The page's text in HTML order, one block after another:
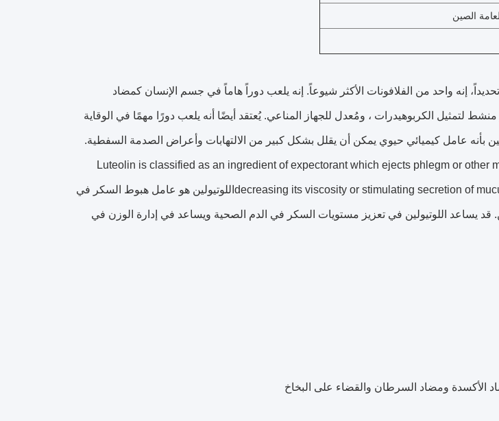
الصين
تحديداً، إنه واحد من الفلافونات الأكثر شيوعاً. إنه يلعب دوراً هاماً في جسم الإنسان كمضاد
لتمثيل الكربوهيدرات ، ومُعدل للجهاز المناعي. يُعتقد أيضًا أنه يلعب دورًا مهمًا في الوقاية
بأنه عامل كيميائي حيوي يمكن أن يقلل بشكل كبير من الالتهابات وأعراض الصدمة السفطية.
Luteolin is classified as an ingredient of expectorant which ejects phlegm or other
decreasing its viscosity or stimulating secretion of mucus by the respiratory tract mucosaاللوتيولين هو عامل هبوط السكر في
يساعد اللوتيولين في تعزيز مستويات السكر في الدم الصحية ويساعد في إدارة الوزن في
الأكسدة ومضاد السرطان والقضاء على البخاخ